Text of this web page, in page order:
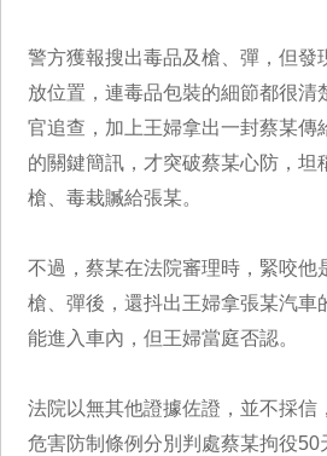
警方獲報搜出毒品及槍、彈，但發
放位置，連毒品包裝的細節都很清
官追查，加上王婦拿出一封蔡某傳
的關鍵簡訊，才突破蔡某心防，坦
槍、毒栽贓給張某。
不過，蔡某在法院審理時，緊咬他
槍、彈後，還抖出王婦拿張某汽車
能進入車內，但王婦當庭否認。
法院以無其他證據佐證，並不採信
危害防制條例分別判處蔡某拘役